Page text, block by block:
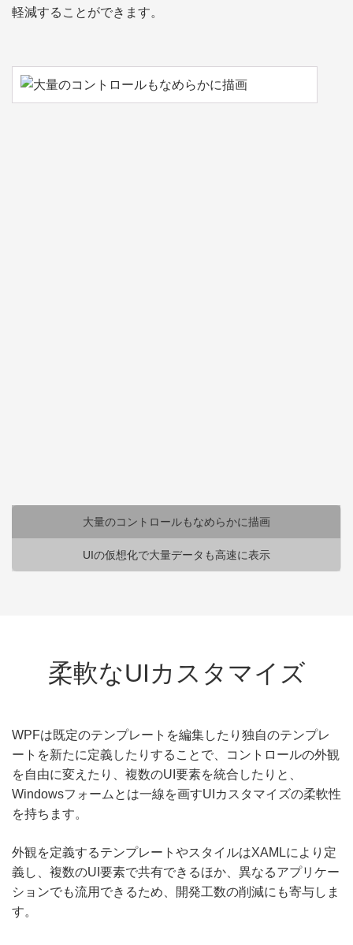
軽減することができます。
らかに描画
WPFでは、アプリケーションの実行スレッドと
最終的な描画のタイミングをディスプレイの更新
コントロールを配置した画面もなめらかに表示で
きます。
描画の比較について詳しく見る
大量のコントロールもなめらかに描画
UIの仮想化で大量データも高速に表示
柔軟なUIカスタマイズ
WPFは既定のテンプレートを編集したり独自のテンプレ
ートを新たに定義したりすることで、コントロールの外観
を自由に変えたり、複数のUI要素を統合したりと、
Windowsフォームとは一線を画すUIカスタマイズの柔軟性
を持ちます。
外観を定義するテンプレートやスタイルはXAMLにより定
義し、複数のUI要素で共有できるほか、異なるアプリケー
ションでも流用できるため、開発工数の削減にも寄与しま
す。